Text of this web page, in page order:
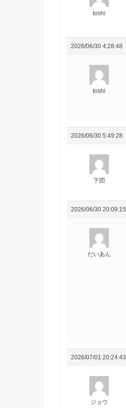
toshi
2026/06/30 4:28:48
toshi
2026/06/30 5:49:28
下団
2026/06/30 20:09:15
だいあん
2026/07/01 20:24:43
ジョウ